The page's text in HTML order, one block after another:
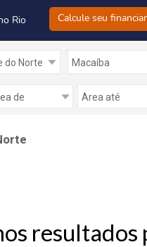
Rio
Calcule seu
resultados